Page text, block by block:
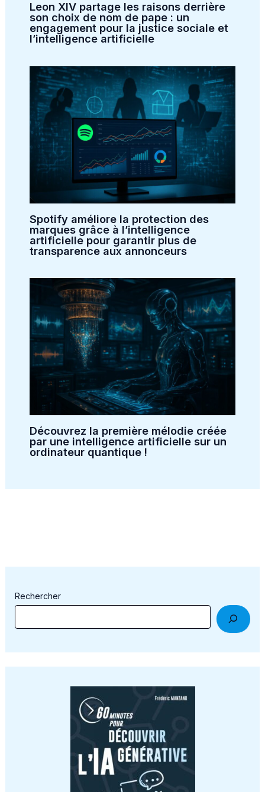
Leon XIV partage les raisons derrière
son choix de nom de pape : un
engagement pour la justice sociale et
l’intelligence artificielle
Spotify améliore la protection des
marques grâce à l’intelligence
artificielle pour garantir plus de
transparence aux annonceurs
Découvrez la première mélodie créée
par une intelligence artificielle sur un
ordinateur quantique !
Rechercher